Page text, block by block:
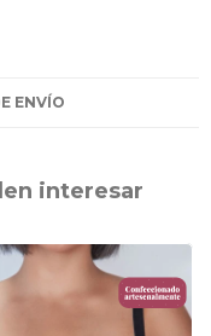
ENVÍO
interesar